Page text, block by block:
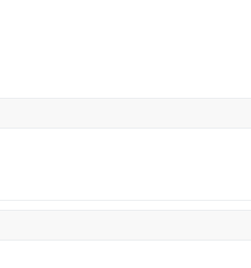
zmieniają bieg historii